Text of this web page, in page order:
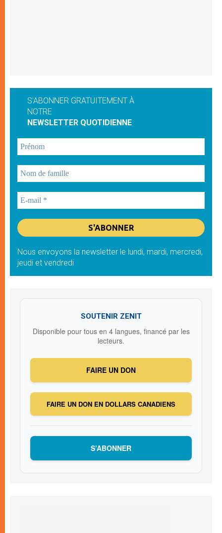
S'ABONNER GRATUITEMENT À
NOTRE
NEWSLETTER QUOTIDIENNE
Nous envoyons la newsletter le lundi, mardi, mercredi,
jeudi et vendredi
SOUTENIR ZENIT
Disponible pour tous en 4 langues, financé par les
lecteurs.
FAIRE UN DON
FAIRE UN DON EN DOLLARS CANADIENS
S’ABONNER